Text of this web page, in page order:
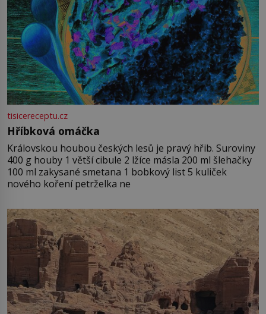
tisicereceptu.cz
Hříbková omáčka
Královskou houbou českých lesů je pravý hřib. Suroviny
400 g houby 1 větší cibule 2 lžíce másla 200 ml šlehačky
100 ml zakysané smetana 1 bobkový list 5 kuliček
nového koření petrželka ne